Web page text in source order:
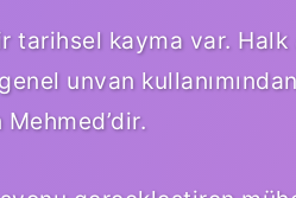
kayma var. Halk
unvan